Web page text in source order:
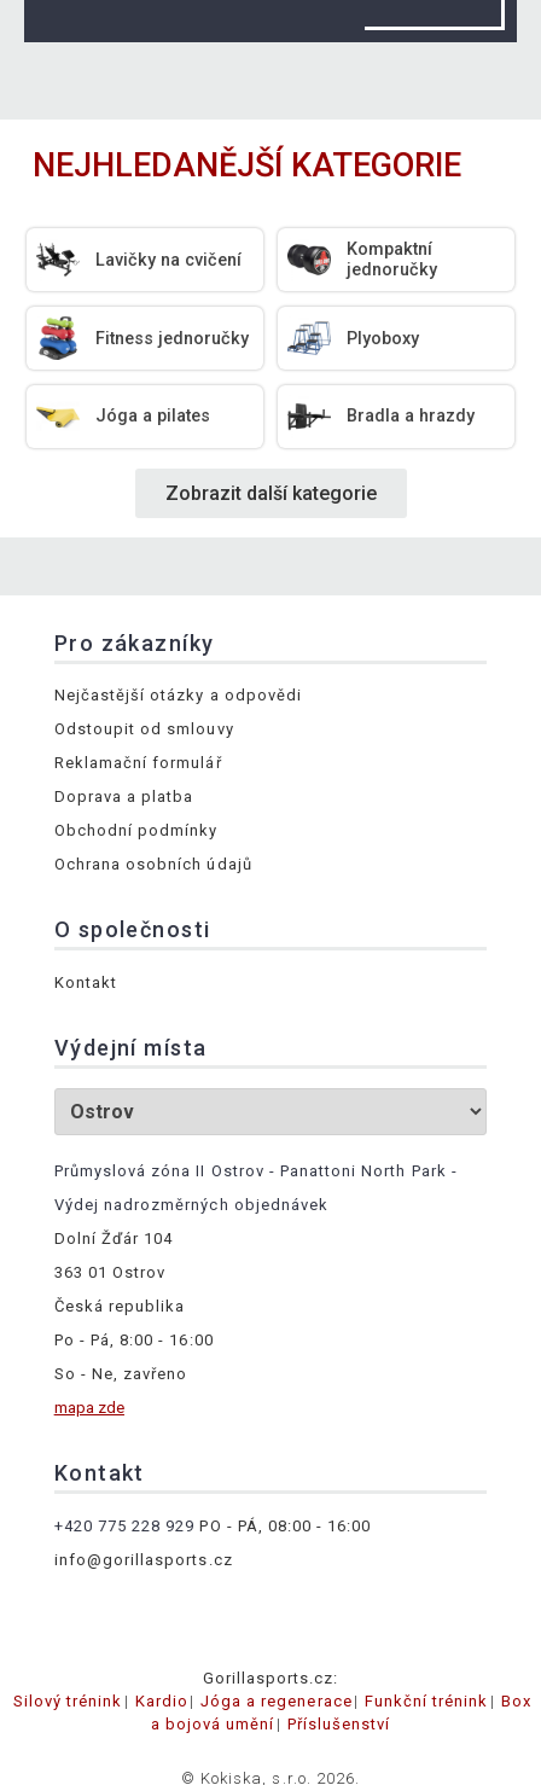
NEJHLEDANĚJŠÍ KATEGORIE
Lavičky na cvičení
Kompaktní
jednoručky
Fitness jednoručky Plyoboxy
Jóga a pilates Bradla a hrazdy
Zobrazit další kategorie
Pro zákazníky
Nejčastější otázky a odpovědi
Odstoupit od smlouvy
Reklamační formulář
Doprava a platba
Obchodní podmínky
Ochrana osobních údajů
O společnosti
Kontakt
Výdejní místa
Průmyslová zóna II Ostrov - Panattoni North Park -
Výdej nadrozměrných objednávek
Dolní Žďár 104
363 01 Ostrov
Česká republika
Po - Pá, 8:00 - 16:00
So - Ne, zavřeno
mapa zde
Kontakt
+420 775 228 929 PO - PÁ, 08:00 - 16:00
info@gorillasports.cz
Gorillasports.cz:
Silový trénink
Kardio Jóga a regenerace Funkční trénink
Box
a bojová umění
Příslušenství
© Kokiska, s.r.o. 2026.